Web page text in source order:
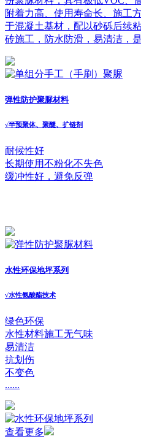
附着力高、使用寿命长、施工
于混凝土基材，配以砂砾后续
砖施工，防水防滑，易清洁，
弹性防护聚脲材料
√半预聚体、聚醚、扩链剂
耐候性好
长期使用不粉化不失色
缓冲性好，避免反弹
水性环保地坪系列
√水性氨酸酯技术
绿色环保
水性材料施工无气味
易清洁
抗划伤
不变色
......
查看更多